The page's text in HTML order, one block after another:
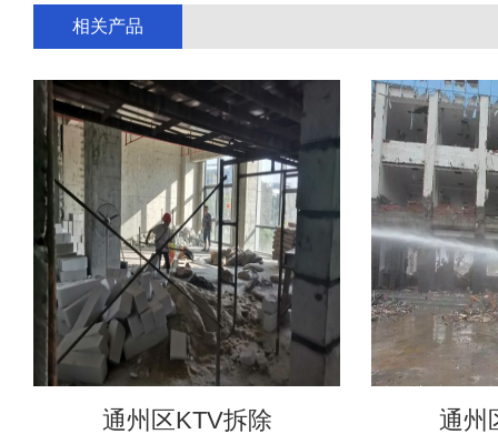
相关产品
通州区KTV拆除 通州